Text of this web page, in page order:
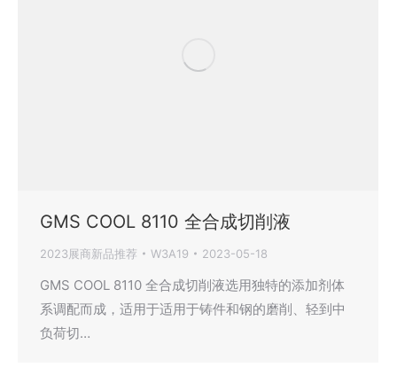
GMS COOL 8110 全合成切削液
2023展商新品推荐 W3A19 2023-05-18
GMS COOL 8110 全合成切削液选用独特的添加剂体
系调配而成，适用于适用于铸件和钢的磨削、轻到中
负荷切…